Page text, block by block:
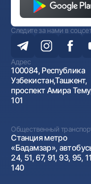
Следите за нами в
Адрес
100084, Республика
Узбекистан,Ташкент,
проспект Амира
101
Общественный
Станция метро
«Бадамзар»,
24, 51, 67, 91, 93, 95,
140